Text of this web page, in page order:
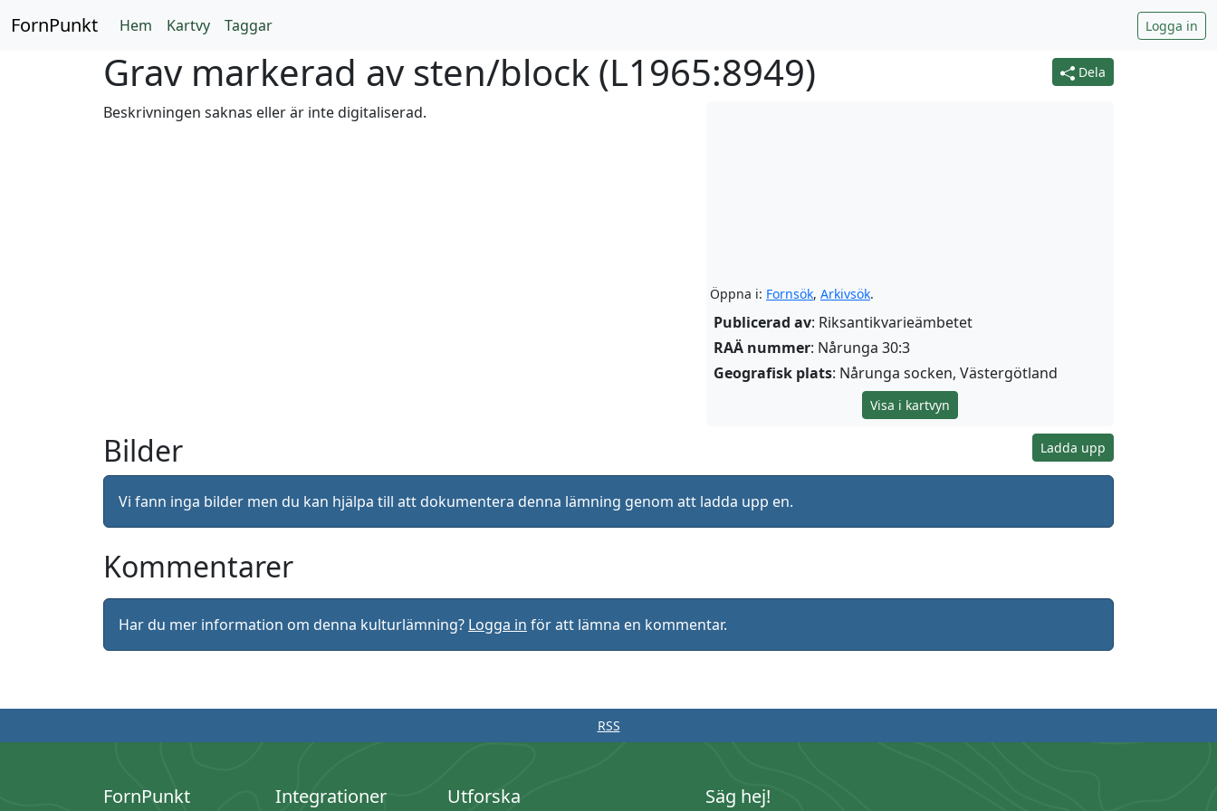
FornPunkt Hem Kartvy Taggar Logga in
Dela
Grav markerad av sten/block (L1965:8949)
Öppna i: Fornsök, Arkivsök.
Publicerad av: Riksantikvarieämbetet
RAÄ nummer: Nårunga 30:3
Geografisk plats: Nårunga socken, Västergötland
Visa i kartvyn
Beskrivningen saknas eller är inte digitaliserad.
Ladda upp
Bilder
Vi fann inga bilder men du kan hjälpa till att dokumentera denna lämning genom att ladda upp en.
Kommentarer
Har du mer information om denna kulturlämning? Logga in för att lämna en kommentar.
RSS
FornPunkt Integrationer Utforska Säg hej!